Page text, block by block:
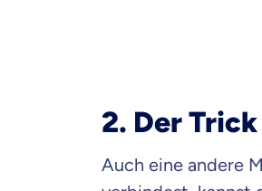
2. Der
Auch eine andere